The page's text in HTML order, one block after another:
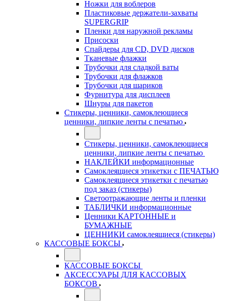
Ножки для воблеров
Пластиковые держатели-захваты
SUPERGRIP
Пленки для наружной рекламы
Присоски
Спайдеры для CD, DVD дисков
Тканевые флажки
Трубочки для сладкой ваты
Трубочки для флажков
Трубочки для шариков
Фурнитура для дисплеев
Шнуры для пакетов
Стикеры, ценники, самоклеющиеся
ценники, липкие ленты с печатью
Стикеры, ценники, самоклеющиеся
ценники, липкие ленты с печатью
НАКЛЕЙКИ информационные
Самоклеящиеся этикетки с ПЕЧАТЬЮ
Самоклеящиеся этикетки с печатью
под заказ (стикеры)
Светоотражающие ленты и пленки
ТАБЛИЧКИ информационные
Ценники КАРТОННЫЕ и
БУМАЖНЫЕ
ЦЕННИКИ самоклеящиеся (стикеры)
КАССОВЫЕ БОКСЫ
КАССОВЫЕ БОКСЫ
АКСЕССУАРЫ ДЛЯ КАССОВЫХ
БОКСОВ